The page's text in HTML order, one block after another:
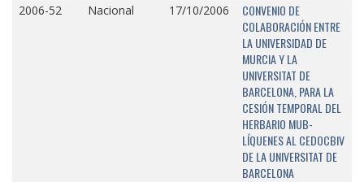
2006-52 Nacional 17/10/2006
CONVENIO DE
COLABORACIÓN ENTRE
LA UNIVERSIDAD DE
MURCIA Y LA
UNIVERSITAT DE
BARCELONA, PARA LA
CESIÓN TEMPORAL DEL
HERBARIO MUB-
LÍQUENES AL CEDOCBIV
DE LA UNIVERSITAT DE
BARCELONA